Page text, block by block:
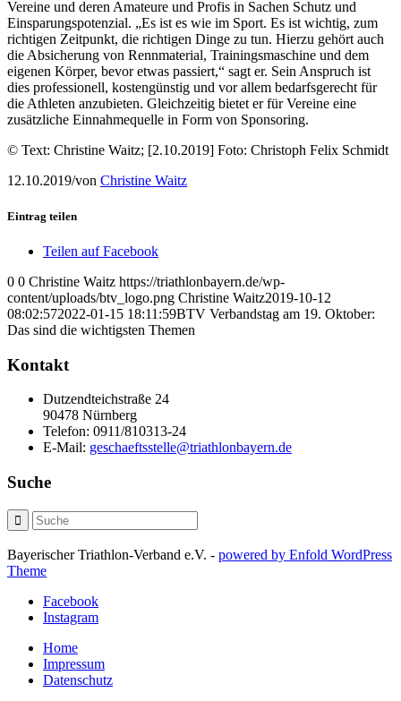
Vereine und deren Amateure und Profis in Sachen Schutz und
Einsparungspotenzial. „Es ist es wie im Sport. Es ist wichtig, zum
richtigen Zeitpunkt, die richtigen Dinge zu tun. Hierzu gehört auch
die Absicherung von Rennmaterial, Trainingsmaschine und dem
eigenen Körper, bevor etwas passiert,“ sagt er. Sein Anspruch ist
dies professionell, kostengünstig und vor allem bedarfsgerecht für
die Athleten anzubieten. Gleichzeitig bietet er für Vereine eine
zusätzliche Einnahmequelle in Form von Sponsoring.
© Text: Christine Waitz; [2.10.2019] Foto: Christoph Felix Schmidt
12.10.2019/von Christine Waitz
Eintrag teilen
Teilen auf Facebook
0 0 Christine Waitz https://triathlonbayern.de/wp-
content/uploads/btv_logo.png Christine Waitz2019-10-12
08:02:572022-01-15 18:11:59BTV Verbandstag am 19. Oktober:
Das sind die wichtigsten Themen
Kontakt
Dutzendteichstraße 24
90478 Nürnberg
Telefon: 0911/810313-24
E-Mail: geschaeftsstelle@triathlonbayern.de
Suche
Bayerischer Triathlon-Verband e.V. - powered by Enfold WordPress
Theme
Facebook
Instagram
Home
Impressum
Datenschutz